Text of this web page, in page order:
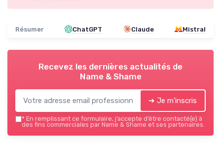
Résumer ChatGPT Claude Mistral
Recevez les dernières actualités de
Name & Shame
➔ Je m'inscris
* En remplissant ce formulaire, j’accepte d’être contacté(e) à
des fins commerciales par Name & Shame et ses partenaires.